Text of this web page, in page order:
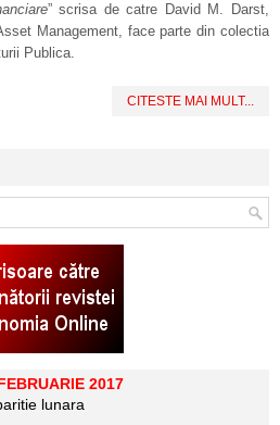
” scrisa de catre David M. Darst,
Management, face parte din colectia
Publica.
CITESTE MAI MULT...
2017
lunara